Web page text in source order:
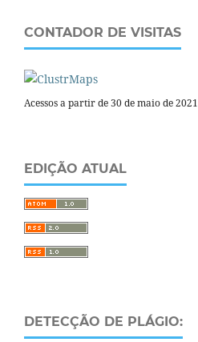
CONTADOR DE VISITAS
Acessos a partir de 30 de maio de 2021
EDIÇÃO ATUAL
DETECÇÃO DE PLÁGIO: